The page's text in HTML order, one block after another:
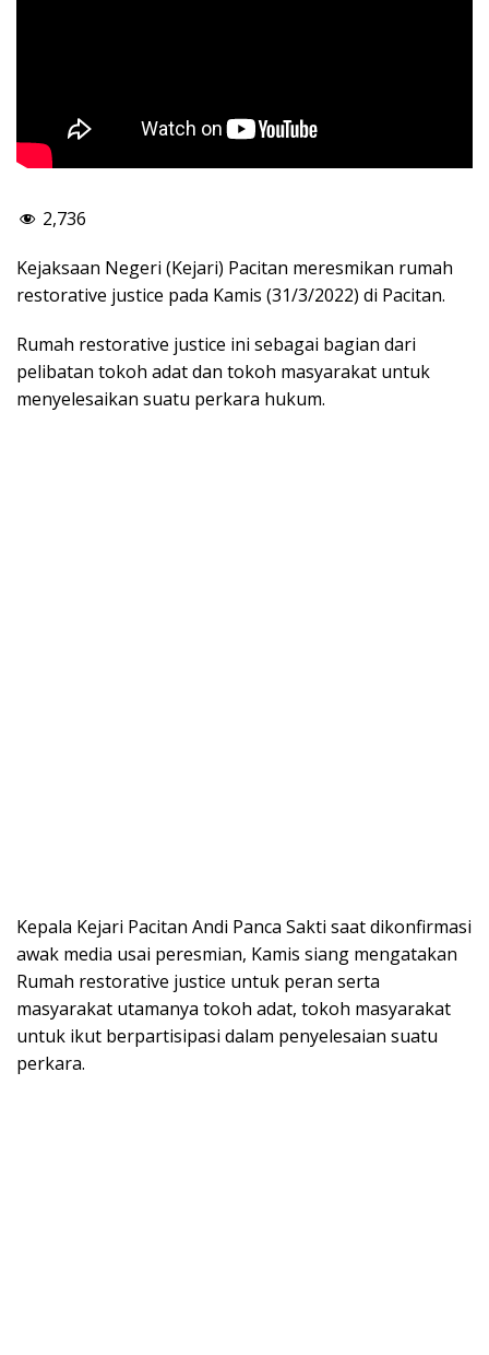
2,736
Kejaksaan Negeri (Kejari) Pacitan meresmikan rumah
restorative justice pada Kamis (31/3/2022) di Pacitan.
Rumah restorative justice ini sebagai bagian dari
pelibatan tokoh adat dan tokoh masyarakat untuk
menyelesaikan suatu perkara hukum.
Kepala Kejari Pacitan Andi Panca Sakti saat dikonfirmasi
awak media usai peresmian, Kamis siang mengatakan
Rumah restorative justice untuk peran serta
masyarakat utamanya tokoh adat, tokoh masyarakat
untuk ikut berpartisipasi dalam penyelesaian suatu
perkara.